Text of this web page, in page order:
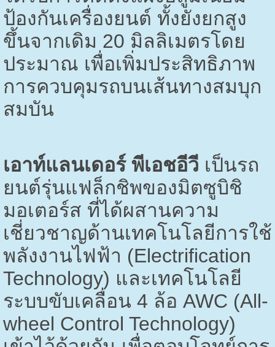
ป้องกันเครื่องยนต์ ทั้งยังยกสูง
ขึ้นจากเดิม 20 มิลลิเมตรโดย
ประมาณ เพื่อเพิ่มประสิทธิภาพ
การควบคุมรถบนเส้นทางสมบุก
สมบัน
เอาท์แลนเดอร์ พีเอชอีวี เป็นรถ
ยนต์รุ่นแฟล็กชิพของมิตซูบิชิ
มอเตอร์ส ที่ได้ผสานความ
เชี่ยวชาญด้านเทคโนโลยีการใช้
พลังงานไฟฟ้า (Electrification
Technology) และเทคโนโลยี
ระบบขับเคลื่อน 4 ล้อ AWC (All-
wheel Control Technology)